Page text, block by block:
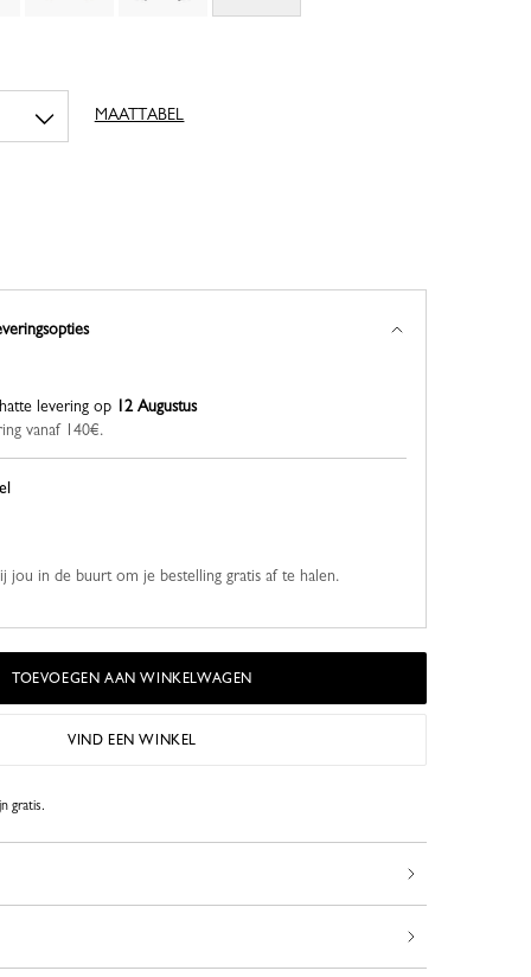
MAATTABEL
jou in de buurt om je bestelling gratis af te halen.
levering op 12 Augustus
vanaf 140€.
TOEVOEGEN AAN WINKELWAGEN
VIND EEN WINKEL
gratis.